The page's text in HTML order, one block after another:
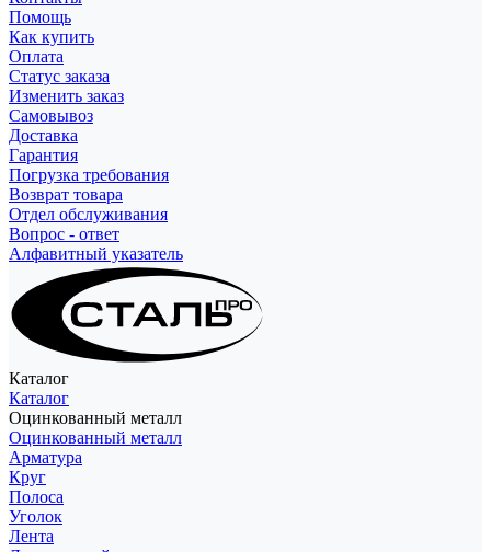
Помощь
Как купить
Оплата
Статус заказа
Изменить заказ
Самовывоз
Доставка
Гарантия
Погрузка требования
Возврат товара
Отдел обслуживания
Вопрос - ответ
Алфавитный указатель
Каталог
Каталог
Оцинкованный металл
Оцинкованный металл
Арматура
Круг
Полоса
Уголок
Лента